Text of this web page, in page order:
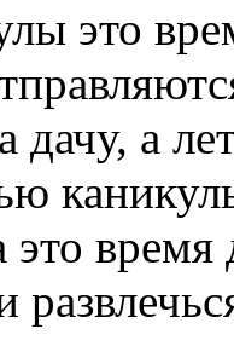
это
дачу, а
время